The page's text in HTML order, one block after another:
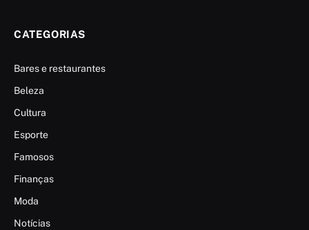
CATEGORIAS
Bares e restaurantes
Beleza
Cultura
Esporte
Famosos
Finanças
Moda
Notícias